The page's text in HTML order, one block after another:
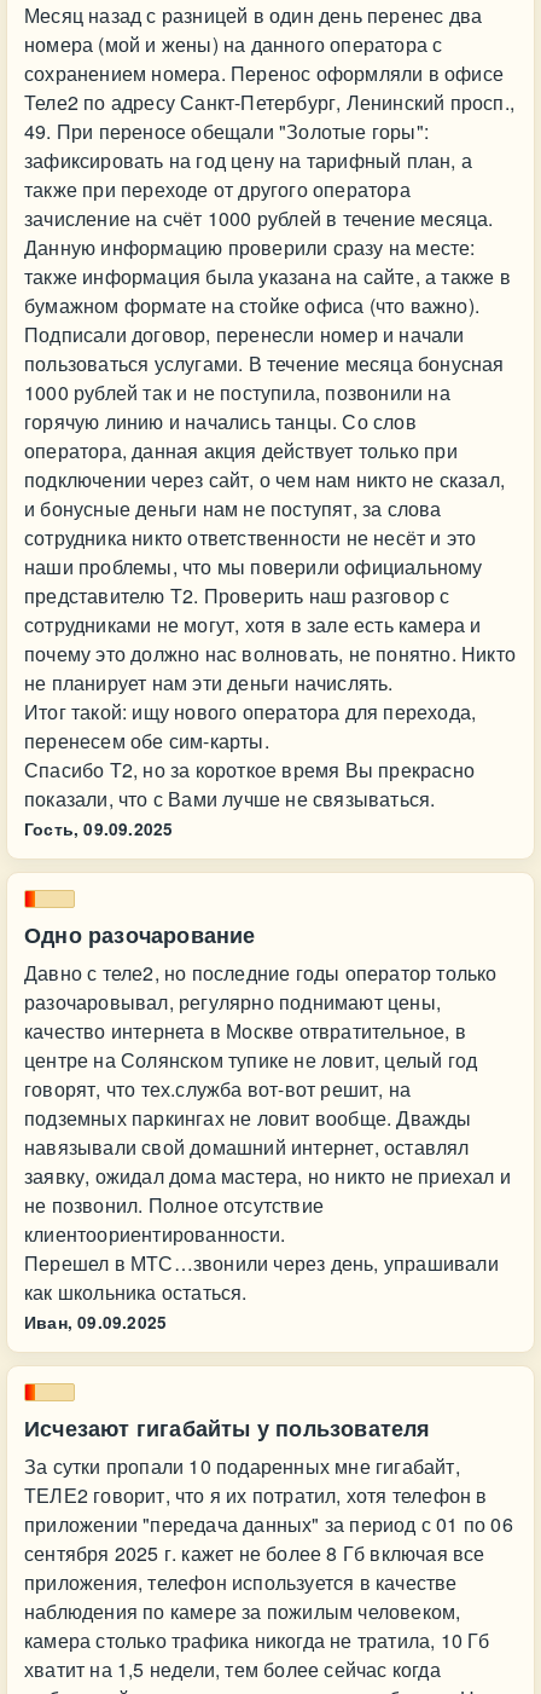
Месяц назад с разницей в один день перенес два
номера (мой и жены) на данного оператора с
сохранением номера. Перенос оформляли в офисе
Теле2 по адресу Санкт-Петербург, Ленинский просп.,
49. При переносе обещали "Золотые горы":
зафиксировать на год цену на тарифный план, а
также при переходе от другого оператора
зачисление на счёт 1000 рублей в течение месяца.
Данную информацию проверили сразу на месте:
также информация была указана на сайте, а также в
бумажном формате на стойке офиса (что важно).
Подписали договор, перенесли номер и начали
пользоваться услугами. В течение месяца бонусная
1000 рублей так и не поступила, позвонили на
горячую линию и начались танцы. Со слов
оператора, данная акция действует только при
подключении через сайт, о чем нам никто не сказал,
и бонусные деньги нам не поступят, за слова
сотрудника никто ответственности не несёт и это
наши проблемы, что мы поверили официальному
представителю Т2. Проверить наш разговор с
сотрудниками не могут, хотя в зале есть камера и
почему это должно нас волновать, не понятно. Никто
не планирует нам эти деньги начислять.
Итог такой: ищу нового оператора для перехода,
перенесем обе сим-карты.
Спасибо Т2, но за короткое время Вы прекрасно
показали, что с Вами лучше не связываться.
Гость, 09.09.2025
Одно разочарование
Давно с теле2, но последние годы оператор только
разочаровывал, регулярно поднимают цены,
качество интернета в Москве отвратительное, в
центре на Солянском тупике не ловит, целый год
говорят, что тех.служба вот-вот решит, на
подземных паркингах не ловит вообще. Дважды
навязывали свой домашний интернет, оставлял
заявку, ожидал дома мастера, но никто не приехал и
не позвонил. Полное отсутствие
клиентоориентированности.
Перешел в МТС…звонили через день, упрашивали
как школьника остаться.
Иван, 09.09.2025
Исчезают гигабайты у пользователя
За сутки пропали 10 подаренных мне гигабайт,
ТЕЛЕ2 говорит, что я их потратил, хотя телефон в
приложении "передача данных" за период с 01 по 06
сентября 2025 г. кажет не более 8 Гб включая все
приложения, телефон используется в качестве
наблюдения по камере за пожилым человеком,
камера столько трафика никогда не тратила, 10 Гб
хватит на 1,5 недели, тем более сейчас когда